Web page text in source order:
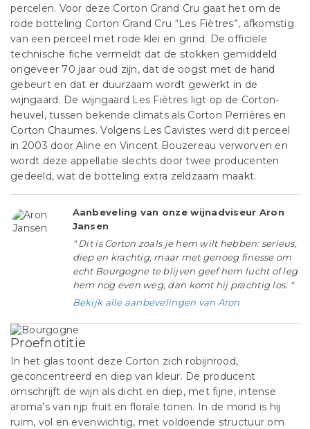
percelen. Voor deze Corton Grand Cru gaat het om de
rode botteling Corton Grand Cru “Les Fiètres”, afkomstig
van een perceel met rode klei en grind. De officiële
technische fiche vermeldt dat de stokken gemiddeld
ongeveer 70 jaar oud zijn, dat de oogst met de hand
gebeurt en dat er duurzaam wordt gewerkt in de
wijngaard. De wijngaard Les Fiètres ligt op de Corton-
heuvel, tussen bekende climats als Corton Perrières en
Corton Chaumes. Volgens Les Cavistes werd dit perceel
in 2003 door Aline en Vincent Bouzereau verworven en
wordt deze appellatie slechts door twee producenten
gedeeld, wat de botteling extra zeldzaam maakt.
Aanbeveling van onze wijnadviseur Aron
Jansen
" Dit is Corton zoals je hem wilt hebben: serieus,
diep en krachtig, maar met genoeg finesse om
echt Bourgogne te blijven geef hem lucht of leg
hem nog even weg, dan komt hij prachtig los. "
Bekijk alle aanbevelingen van Aron
Proefnotitie
In het glas toont deze Corton zich robijnrood,
geconcentreerd en diep van kleur. De producent
omschrijft de wijn als dicht en diep, met fijne, intense
aroma’s van rijp fruit en florale tonen. In de mond is hij
ruim, vol en evenwichtig, met voldoende structuur om